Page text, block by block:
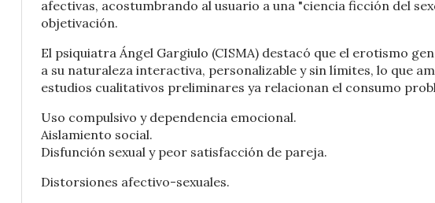
afectivas, acostumbrando al usuario a una "ciencia ficción del
objetivación.
El psiquiatra Ángel Gargiulo (CISMA) destacó que el erotismo
a su naturaleza interactiva, personalizable y sin límites, lo que
estudios cualitativos preliminares ya relacionan el consumo
Uso compulsivo y dependencia emocional.
Aislamiento social.
Disfunción sexual y peor satisfacción de pareja.
Distorsiones afectivo-sexuales.